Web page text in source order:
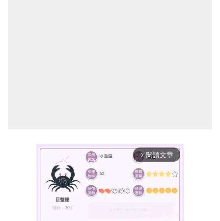
arrow_forward_ios 閱讀文章